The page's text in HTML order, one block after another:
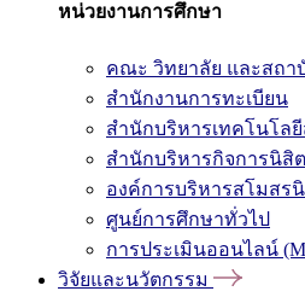
หน่วยงานการศึกษา
คณะ วิทยาลัย และสถา
สำนักงานการทะเบียน
สำนักบริหารเทคโนโล
สำนักบริหารกิจการนิสิต
องค์การบริหารสโมสร
ศูนย์การศึกษาทั่วไป
การประเมินออนไลน์
วิจัยและนวัตกรรม